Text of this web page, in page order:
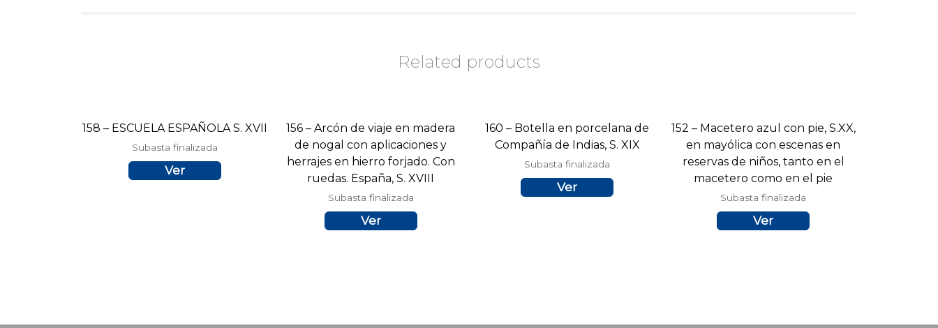
Related products
158 – ESCUELA ESPAÑOLA S. XVII
Subasta finalizada
Ver
156 – Arcón de viaje en madera
de nogal con aplicaciones y
herrajes en hierro forjado. Con
ruedas. España, S. XVIII
Subasta finalizada
Ver
160 – Botella en porcelana de
Compañía de Indias, S. XIX
Subasta finalizada
Ver
152 – Macetero azul con pie, S.XX,
en mayólica con escenas en
reservas de niños, tanto en el
macetero como en el pie
Subasta finalizada
Ver